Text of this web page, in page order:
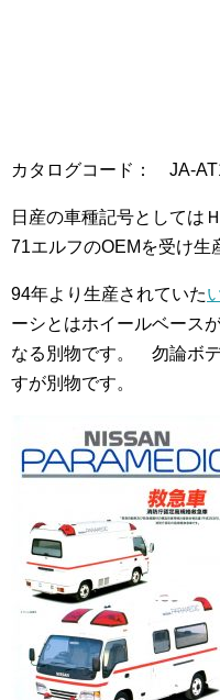
カタログコード： JA-
日産の車種記号としては
71エルフのOEMを受け生
94年より生産されていた
ーシとはホイールベース
なる別物です。 勿論ボ
すが別物です。